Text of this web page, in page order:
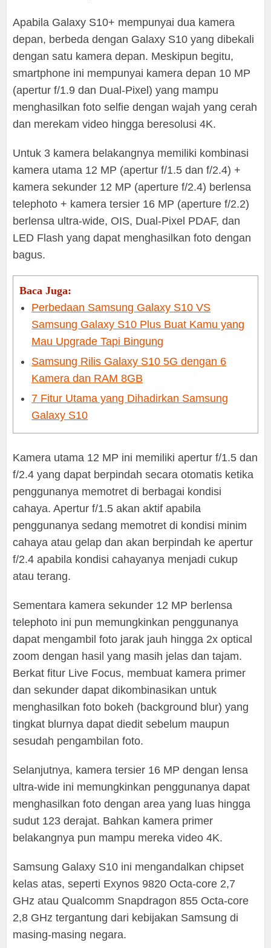
Apabila Galaxy S10+ mempunyai dua kamera
depan, berbeda dengan Galaxy S10 yang dibekali
dengan satu kamera depan. Meskipun begitu,
smartphone ini mempunyai kamera depan 10 MP
(apertur f/1.9 dan Dual-Pixel) yang mampu
menghasilkan foto selfie dengan wajah yang cerah
dan merekam video hingga beresolusi 4K.
Untuk 3 kamera belakangnya memiliki kombinasi
kamera utama 12 MP (apertur f/1.5 dan f/2.4) +
kamera sekunder 12 MP (aperture f/2.4) berlensa
telephoto + kamera tersier 16 MP (aperture f/2.2)
berlensa ultra-wide, OIS, Dual-Pixel PDAF, dan
LED Flash yang dapat menghasilkan foto dengan
bagus.
Baca Juga:
Perbedaan Samsung Galaxy S10 VS
Samsung Galaxy S10 Plus Buat Kamu yang
Mau Upgrade Tapi Bingung
Samsung Rilis Galaxy S10 5G dengan 6
Kamera dan RAM 8GB
7 Fitur Utama yang Dihadirkan Samsung
Galaxy S10
Kamera utama 12 MP ini memiliki apertur f/1.5 dan
f/2.4 yang dapat berpindah secara otomatis ketika
penggunanya memotret di berbagai kondisi
cahaya. Apertur f/1.5 akan aktif apabila
penggunanya sedang memotret di kondisi minim
cahaya atau gelap dan akan berpindah ke apertur
f/2.4 apabila kondisi cahayanya menjadi cukup
atau terang.
Sementara kamera sekunder 12 MP berlensa
telephoto ini pun memungkinkan penggunanya
dapat mengambil foto jarak jauh hingga 2x optical
zoom dengan hasil yang masih jelas dan tajam.
Berkat fitur Live Focus, membuat kamera primer
dan sekunder dapat dikombinasikan untuk
menghasilkan foto bokeh (background blur) yang
tingkat blurnya dapat diedit sebelum maupun
sesudah pengambilan foto.
Selanjutnya, kamera tersier 16 MP dengan lensa
ultra-wide ini memungkinkan penggunanya dapat
menghasilkan foto dengan area yang luas hingga
sudut 123 derajat. Bahkan kamera primer
belakangnya pun mampu mereka video 4K.
Samsung Galaxy S10 ini mengandalkan chipset
kelas atas, seperti Exynos 9820 Octa-core 2,7
GHz atau Qualcomm Snapdragon 855 Octa-core
2,8 GHz tergantung dari kebijakan Samsung di
masing-masing negara.